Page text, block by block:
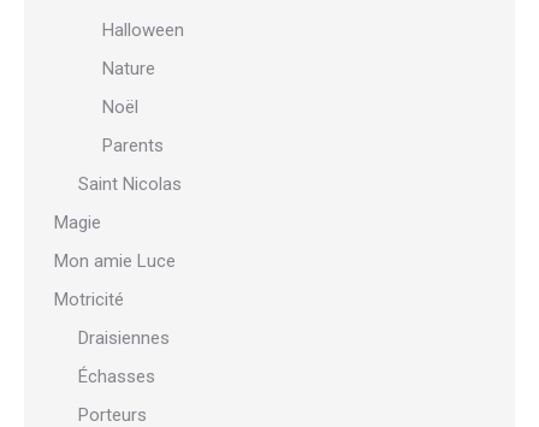
Halloween
Nature
Noël
Parents
Saint Nicolas
Magie
Mon amie Luce
Motricité
Draisiennes
Échasses
Porteurs